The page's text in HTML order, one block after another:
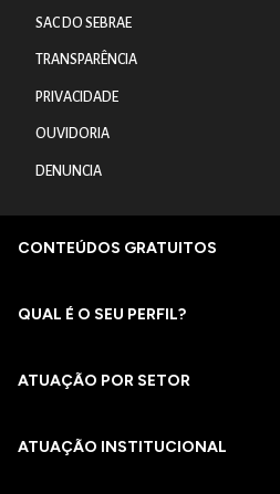
SAC DO SEBRAE
TRANSPARÊNCIA
PRIVACIDADE
OUVIDORIA
DENUNCIA
CONTEÚDOS GRATUITOS
QUAL É O SEU PERFIL?
ATUAÇÃO POR SETOR
ATUAÇÃO INSTITUCIONAL